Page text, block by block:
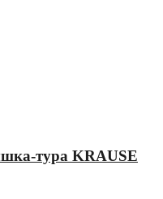
тура KRAUSE